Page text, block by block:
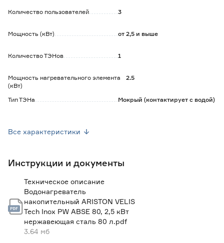
- система автодиагностики;
- предохранительный клапан в комплекте.
Количество пользователей 3
Мощность (кВт) от 2,5 и выше
Количество ТЭНов 1
Мощность нагревательного элемента
(кВт)
2.5
Тип ТЭНа Мокрый (контактирует с водой)
Потребление воды Умывальник, душ
Поддержка Wi-Fi
Тип управления Электронный
Максимальная температура нагрева воды
Все характеристики
Инструкции и документы
Техническое описание
Водонагреватель
накопительный ARISTON VELIS
Tech Inox PW ABSE 80, 2,5 кВт
нержавеющая сталь 80 л.pdf
3.64 мб